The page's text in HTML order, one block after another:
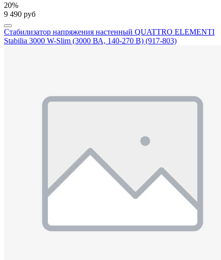
20%
9 490 руб
Стабилизатор напряжения настенный QUATTRO ELEMENTI
Stabilia 3000 W-Slim (3000 ВА, 140-270 В) (917-803)